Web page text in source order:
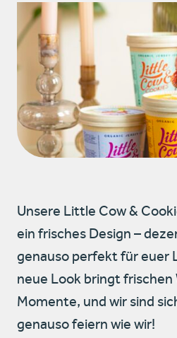
Unsere Little Cow &
ein frisches Design –
genauso perfekt für euer
neue Look bringt frischen
Momente, und wir sind
genauso feiern wie wir!